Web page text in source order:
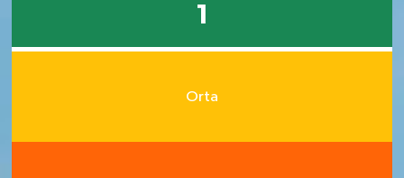
1
Orta